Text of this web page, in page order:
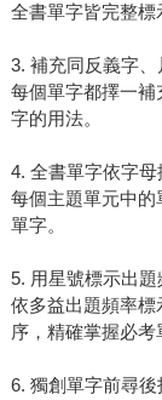
全書單字皆完整標
3. 補充同反義字、
每個單字都擇一
字的用法。
4. 全書單字依字母
每個主題單元中
單字。
5. 用星號標示出題
依多益出題頻率
序，精確掌握必考
6. 獨創單字前尋後